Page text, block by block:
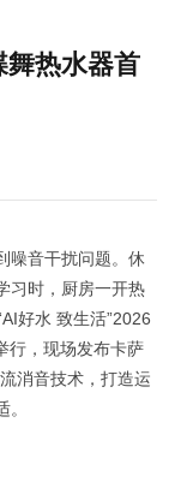
舞热水器首
噪音干扰问题。休
习时，厨房一开热
好水 致生活”2026
行，现场发布卡萨
消音技术，打造运